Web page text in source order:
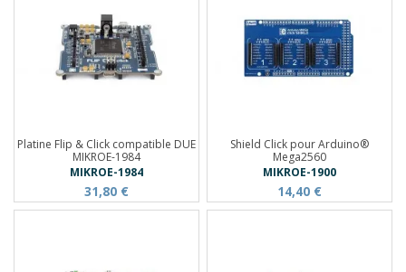
Platine Flip & Click compatible DUE
MIKROE-1984
MIKROE-1984
31,80 €
Shield Click pour Arduino®
Mega2560
MIKROE-1900
14,40 €